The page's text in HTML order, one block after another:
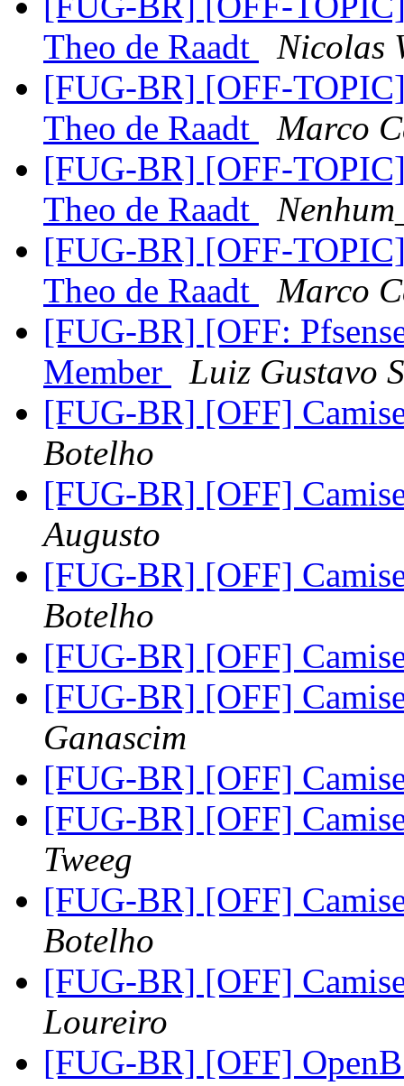
Theo de Raadt
Nicolas
[FUG-BR] [OFF-
Theo de Raadt
Marco
[FUG-BR] [OFF-
Theo de Raadt
[FUG-BR] [OFF-
Theo de Raadt
Marco
[FUG-BR] [OFF:
Member
Luiz Gustavo
[FUG-BR] [OFF]
Botelho
[FUG-BR] [OFF]
Augusto
[FUG-BR] [OFF]
Botelho
[FUG-BR] [OFF]
[FUG-BR] [OFF]
Ganascim
[FUG-BR] [OFF]
[FUG-BR] [OFF]
Tweeg
[FUG-BR] [OFF]
Botelho
[FUG-BR] [OFF]
Loureiro
[FUG-BR] [OFF]